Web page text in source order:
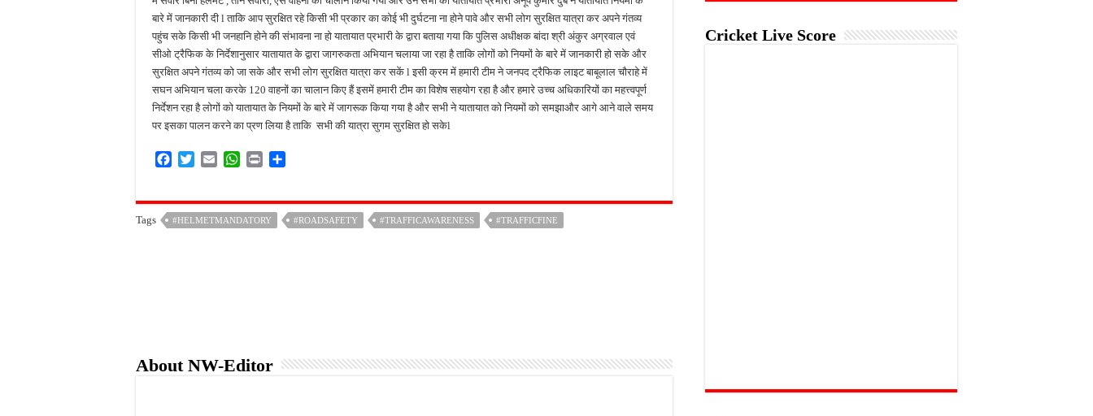
बारे में जानकारी दी l ताकि आप सुरक्षित रहे किसी भी प्रकार का कोई भी दुर्घटना ना होने पावे और सभी लोग सुरक्षित यात्रा कर अपने गंतव्य
पहुंच सके किसी भी जनहानि होने की संभावना ना हो यातायात प्रभारी के द्वारा बताया गया कि पुलिस अधीक्षक बांदा श्री अंकुर अग्रवाल एवं
सीओ ट्रैफिक के निर्देशानुसार यातायात के द्वारा जागरुकता अभियान चलाया जा रहा है ताकि लोगों को नियमों के बारे में जानकारी हो सके और
सुरक्षित अपने गंतव्य को जा सके और सभी लोग सुरक्षित यात्रा कर सकें l इसी क्रम में हमारी टीम ने जनपद ट्रैफिक लाइट बाबूलाल चौराहे में
सघन अभियान चला करके 120 वाहनों का चालान किए हैं इसमें हमारी टीम का विशेष सहयोग रहा है और हमारे उच्च अधिकारियों का महत्त्वपूर्ण
निर्देशन रहा है लोगों को यातायात के नियमों के बारे में जागरूक किया गया है और सभी ने यातायात को नियमों को समझाऔर आगे आने वाले समय
पर इसका पालन करने का प्रण लिया है ताकि सभी की यात्रा सुगम सुरक्षित हो सकेl
e
b
t
t
i
l
W
t
s
n
t
r
e
Tags #HELMETMANDATORY #ROADSAFETY #TRAFFICAWARENESS #TRAFFICFINE
About NW-Editor
Cricket Live Score